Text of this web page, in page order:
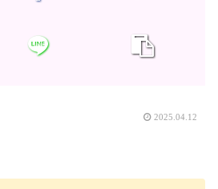
2025.04.12